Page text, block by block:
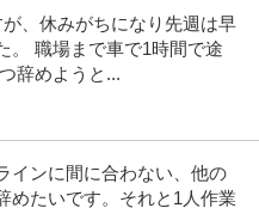
、休みがちになり先週は早
。 職場まで車で1時間で途
辞めようと...
インに間に合わない、他の
めたいです。それと1人作業